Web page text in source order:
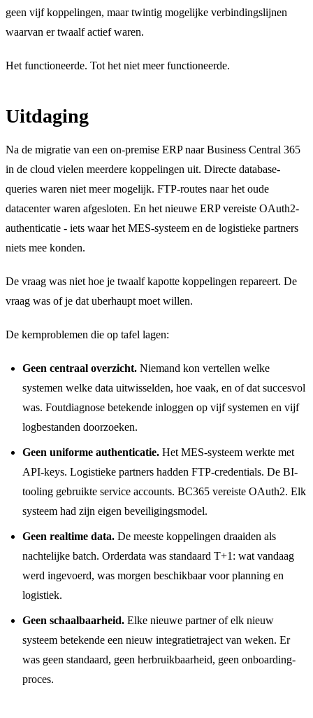
geen vijf koppelingen, maar twintig mogelijke verbindingslijnen
waarvan er twaalf actief waren.
Het functioneerde. Tot het niet meer functioneerde.
Uitdaging
Na de migratie van een on-premise ERP naar Business Central 365
in de cloud vielen meerdere koppelingen uit. Directe database-
queries waren niet meer mogelijk. FTP-routes naar het oude
datacenter waren afgesloten. En het nieuwe ERP vereiste OAuth2-
authenticatie - iets waar het MES-systeem en de logistieke partners
niets mee konden.
De vraag was niet hoe je twaalf kapotte koppelingen repareert. De
vraag was of je dat uberhaupt moet willen.
De kernproblemen die op tafel lagen:
Geen centraal overzicht. Niemand kon vertellen welke
systemen welke data uitwisselden, hoe vaak, en of dat succesvol
was. Foutdiagnose betekende inloggen op vijf systemen en vijf
logbestanden doorzoeken.
Geen uniforme authenticatie. Het MES-systeem werkte met
API-keys. Logistieke partners hadden FTP-credentials. De BI-
tooling gebruikte service accounts. BC365 vereiste OAuth2. Elk
systeem had zijn eigen beveiligingsmodel.
Geen realtime data. De meeste koppelingen draaiden als
nachtelijke batch. Orderdata was standaard T+1: wat vandaag
werd ingevoerd, was morgen beschikbaar voor planning en
logistiek.
Geen schaalbaarheid. Elke nieuwe partner of elk nieuw
systeem betekende een nieuw integratietraject van weken. Er
was geen standaard, geen herbruikbaarheid, geen onboarding-
proces.